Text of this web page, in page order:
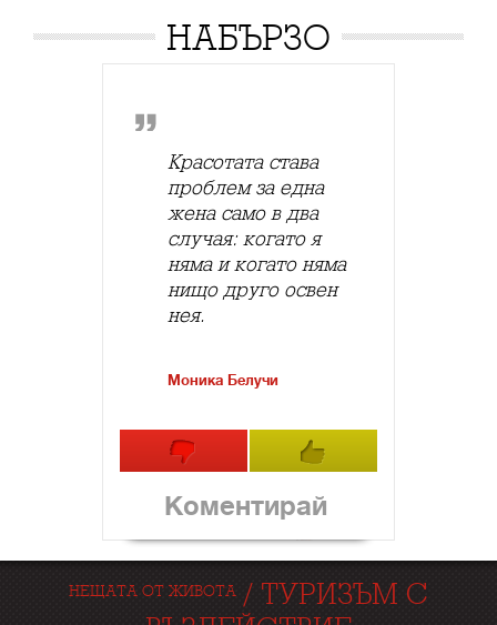
НАБЪРЗО
Красотата става
проблем за една
жена само в два
случая: когато я
няма и когато няма
нищо друго освен
нея.
Моника Белучи
Коментирай
НЕЩАТА ОТ ЖИВОТА / ТУРИЗЪМ С